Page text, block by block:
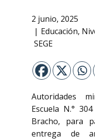
2 junio, 2025
Educación,
SEGE
Autoridades
Escuela N.°
Bracho, para
entrega de